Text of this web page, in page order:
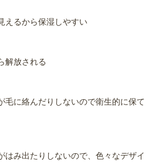
えるから保湿しやすい
解放される
に絡んだりしないので衛生的に保て
み出たりしないので、色々なデザイ